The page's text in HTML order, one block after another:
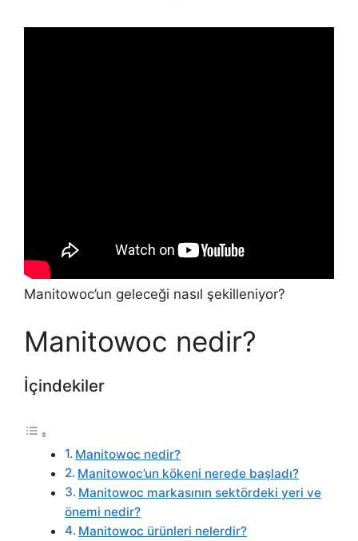
Manitowoc’un geleceği nasıl şekilleniyor?
Manitowoc nedir?
İçindekiler
Manitowoc nedir?
Manitowoc’un kökeni nerede başladı?
Manitowoc markasının sektördeki yeri ve
önemi nedir?
Manitowoc ürünleri nelerdir?